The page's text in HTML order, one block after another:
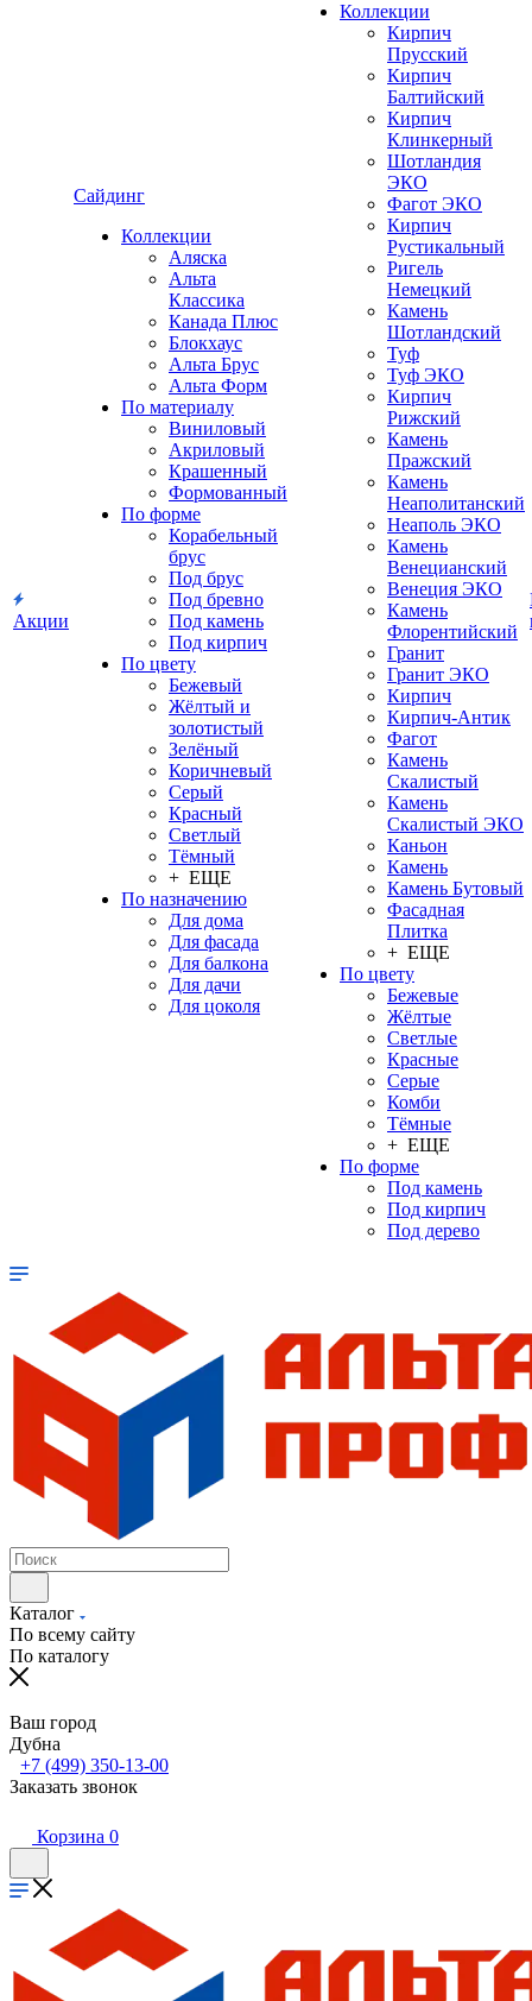
Акции
Сайдинг
Коллекции
Аляска
Альта
Классика
Канада Плюс
Блокхаус
Альта Брус
Альта Форм
По материалу
Виниловый
Акриловый
Крашенный
Формованный
По форме
Корабельный
брус
Под брус
Под бревно
Под камень
Под кирпич
По цвету
Бежевый
Жёлтый и
золотистый
Зелёный
Коричневый
Серый
Красный
Светлый
Тёмный
+ ЕЩЕ
По назначению
Для дома
Для фасада
Для балкона
Для дачи
Для цоколя
Коллекции
Кирпич
Прусский
Кирпич
Балтийский
Кирпич
Клинкерный
Шотландия
ЭКО
Фагот ЭКО
Кирпич
Рустикальный
Ригель
Немецкий
Камень
Шотландский
Туф
Туф ЭКО
Кирпич
Рижский
Камень
Пражский
Камень
Неаполитанский
Неаполь ЭКО
Камень
Венецианский
Венеция ЭКО
Камень
Флорентийский
Гранит
Гранит ЭКО
Кирпич
Кирпич-Антик
Фагот
Камень
Скалистый
Камень
Скалистый ЭКО
Каньон
Камень
Камень Бутовый
Фасадная
Плитка
+ ЕЩЕ
По цвету
Бежевые
Жёлтые
Светлые
Красные
Серые
Комби
Тёмные
+ ЕЩЕ
По форме
Под камень
Под кирпич
Под дерево
Каталог
По всему сайту
По каталогу
Ваш город
Дубна
+7 (499) 350-13-00
Заказать звонок
Корзина 0